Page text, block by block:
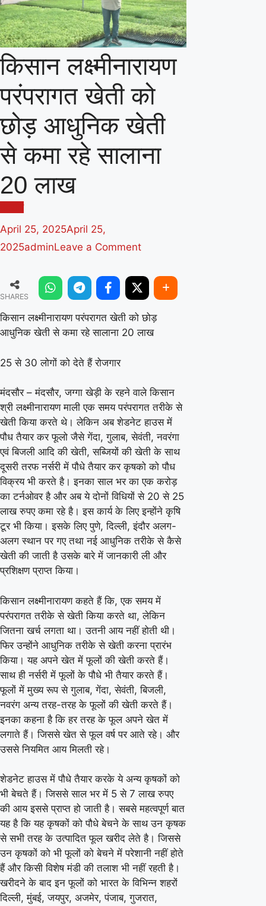
किसान लक्ष्मीनारायण
परंपरागत खेती को
छोड़ आधुनिक खेती
से कमा रहे सालाना
20 लाख
April 25, 2025April 25,
2025adminLeave a Commenton
लक्ष्मीनारायण
परंपरागत
खेती
को
खेती
से
कमा
रहे
सालाना
20
लाख
SHARES
किसान लक्ष्मीनारायण परंपरागत खेती को छोड़
आधुनिक खेती से कमा रहे सालाना 20 लाख
25 से 30 लोगों को देते हैं रोजगार
मंदसौर – मंदसौर, जग्गा खेड़ी के रहने वाले किसान
श्री लक्ष्मीनारायण माली एक समय परंपरागत तरीके से
खेती किया करते थे। लेकिन अब शेडनेट हाउस में
पौध तैयार कर फूलो जैसे गेंदा, गुलाब, सेवंती, नवरंगा
एवं बिजली आदि की खेती, सब्जियों की खेती के साथ
दूसरी तरफ नर्सरी में पौधे तैयार कर कृषको को पौध
विक्रय भी करते है। इनका साल भर का एक करोड़
का टर्नओवर है और अब ये दोनों विधियों से 20 से 25
लाख रुपए कमा रहे है। इस कार्य के लिए इन्होंने कृषि
टूर भी किया। इसके लिए पुणे, दिल्ली, इंदौर अलग-
अलग स्थान पर गए तथा नई आधुनिक तरीके से कैसे
खेती की जाती है उसके बारे में जानकारी ली और
प्रशिक्षण प्राप्त किया।
किसान लक्ष्मीनारायण कहते हैं कि, एक समय में
परंपरागत तरीके से खेती किया करते था, लेकिन
जितना खर्च लगता था। उतनी आय नहीं होती थी।
फिर उन्होंने आधुनिक तरीके से खेती करना प्रारंभ
किया। यह अपने खेत में फूलों की खेती करते हैं।
साथ ही नर्सरी में फूलों के पौधे भी तैयार करते हैं।
फूलों में मुख्य रूप से गुलाब, गेंदा, सेवंती, बिजली,
नवरंग अन्य तरह-तरह के फूलों की खेती करते हैं।
इनका कहना है कि हर तरह के फूल अपने खेत में
लगाते हैं। जिससे खेत से फूल वर्ष पर आते रहे। और
उससे नियमित आय मिलती रहे।
शेडनेट हाउस में पौधे तैयार करके ये अन्य कृषकों को
भी बेचते हैं। जिससे साल भर में 5 से 7 लाख रुपए
की आय इससे प्राप्त हो जाती है। सबसे महत्वपूर्ण बात
यह है कि यह कृषकों को पौधे बेचने के साथ उन कृषक
से सभी तरह के उत्पादित फूल खरीद लेते है। जिससे
उन कृषकों को भी फूलों को बेचने में परेशानी नहीं होते
हैं और किसी विशेष मंडी की तलाश भी नहीं रहती है।
खरीदने के बाद इन फूलों को भारत के विभिन्न शहरों
दिल्ली, मुंबई, जयपुर, अजमेर, पंजाब, गुजरात,